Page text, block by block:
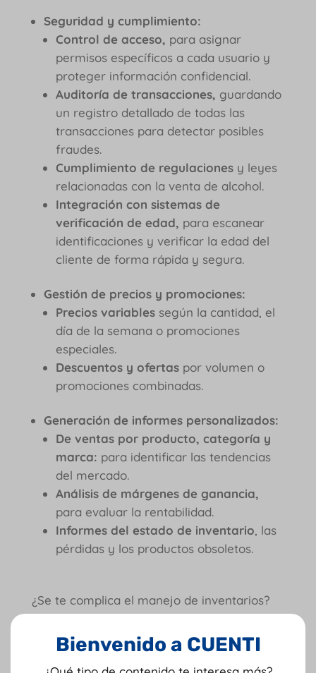
Seguridad y cumplimiento:
Control de acceso, para asignar
permisos específicos a cada usuario y
proteger información confidencial.
Auditoría de transacciones, guardando
un registro detallado de todas las
transacciones para detectar posibles
fraudes.
Cumplimiento de regulaciones y leyes
relacionadas con la venta de alcohol.
Integración con sistemas de
verificación de edad, para escanear
identificaciones y verificar la edad del
cliente de forma rápida y segura.
Gestión de precios y promociones:
Precios variablessegún la cantidad, el
día de la semana o promociones
especiales.
Descuentos y ofertaspor volumen o
promociones combinadas.
Generación de informes personalizados:
De ventas por producto, categoría y
marca: para identificar las tendencias
del mercado.
Análisis de márgenes de ganancia,
para evaluar la rentabilidad.
Informes del estado de inventario, las
pérdidas y los productos obsoletos.
¿Se te complica el manejo de inventarios?
estrategias de inventarios que maximicen la
Bienvenido a CUENTI